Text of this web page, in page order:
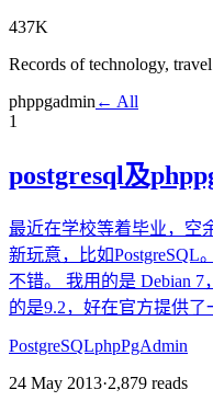
437K
Records of technology,
phppgadmin ← All
1
postgresql及
最近在学校等着毕业，空
新玩意，比如
不错。 我用的是 Debian
的是9.2，好在官方提供
PostgreSQLphpPgAdmin
24 May 2013·2,879 reads